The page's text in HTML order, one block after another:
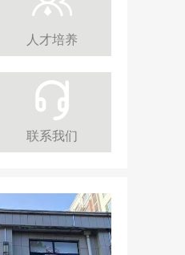
人才培养
联系我们